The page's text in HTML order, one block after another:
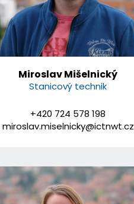
Miroslav Mišelnický
Stanicový technik
+420 724 578 198
miroslav.miselnicky@ictnwt.cz